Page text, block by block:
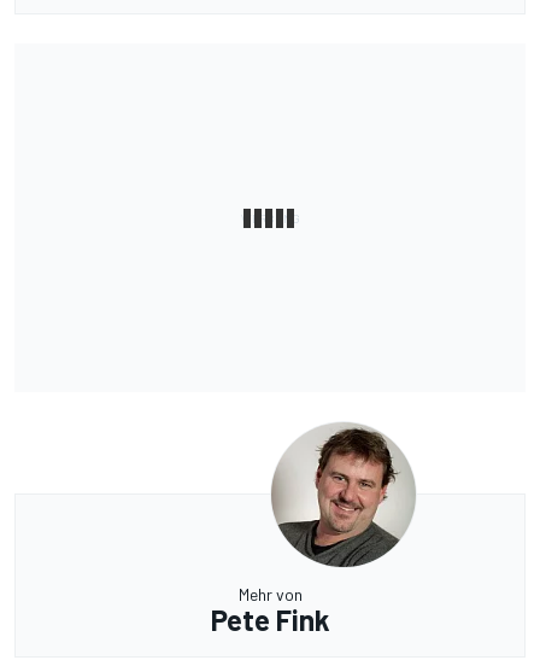
Mehr von
Pete Fink